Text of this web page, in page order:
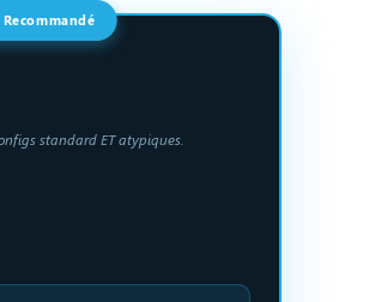
Recommandé
standard ET atypiques.